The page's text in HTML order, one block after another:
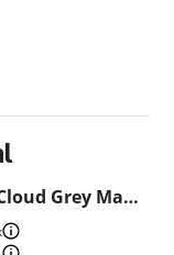
Grey Mat